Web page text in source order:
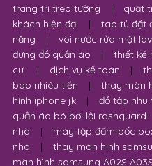
trang trí treo tường
|
quạt
khách hiện đại
|
tab tủ đặt
năng
| vòi nước rửa mặt
đựng đồ quần áo
|
thiết kế
cư
| dịch vụ kế toán |
bao nhiêu tiền
| thay màn
hình iphone jk
| đồ tập nhu
quần áo bó bơi lội rashguard
nhà
|
máy tập đấm bốc
nhà
| thay màn hình
màn hình samsung A02S